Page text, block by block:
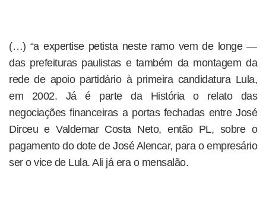
(…) “a expertise petista neste ramo vem de longe —
das prefeituras paulistas e também da montagem da
rede de apoio partidário à primeira candidatura Lula,
em 2002. Já é parte da História o relato das
negociações financeiras a portas fechadas entre José
Dirceu e Valdemar Costa Neto, então PL, sobre o
pagamento do dote de José Alencar, para o empresário
ser o vice de Lula. Ali já era o mensalão.